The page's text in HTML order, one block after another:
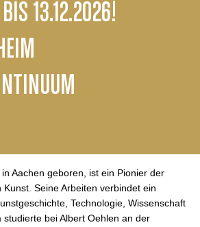
BIS 13.12.2026!
Aachen geboren, ist ein Pionier der
Seine Arbeiten verbindet ein
Technologie, Wissenschaft
studierte bei Albert Oehlen an der